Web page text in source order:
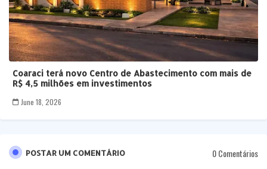
Coaraci terá novo Centro de Abastecimento com mais de
R$ 4,5 milhões em investimentos
June 18, 2026
POSTAR UM COMENTÁRIO 0 Comentários